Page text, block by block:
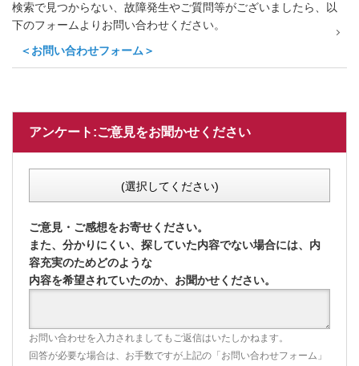
検索で見つからない、故障発生やご質問等がございましたら、以
下のフォームよりお問い合わせください。
＜お問い合わせフォーム＞
アンケート:ご意見をお聞かせください
(選択してください)
ご意見・ご感想をお寄せください。
また、分かりにくい、探していた内容でない場合には、内
容充実のためどのような
内容を希望されていたのか、お聞かせください。
お問い合わせを入力されましてもご返信はいたしかねます。
回答が必要な場合は、お手数ですが上記の「お問い合わせフォーム」